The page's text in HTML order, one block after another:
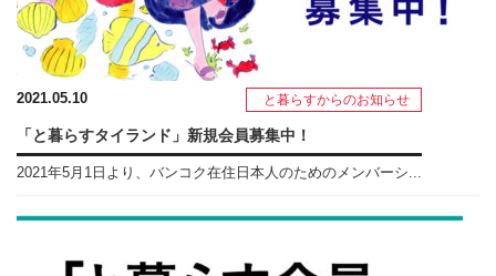
2021.05.10 と暮らすからのお知らせ
「と暮らすタイランド」新規会員募集中！
2021年5月1日より、バンコク在住日本人のためのメンバーシ...